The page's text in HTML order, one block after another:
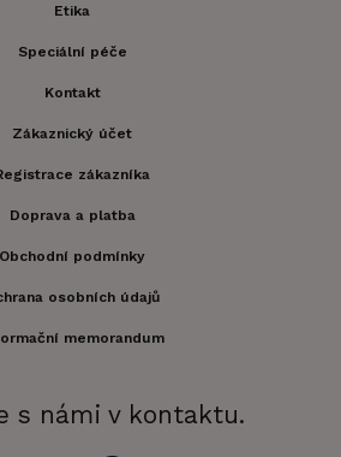
Etika
Speciální péče
Kontakt
Zákaznický účet
zákazníka
Doprava a platba
Obchodní podmínky
osobních údajů
memorandum
s námi v kontaktu.